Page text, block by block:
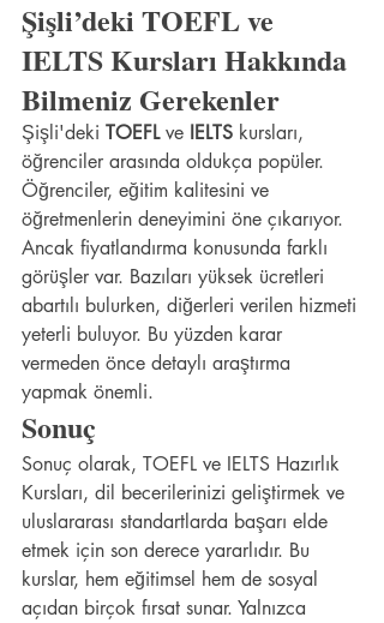
Şişli’deki TOEFL ve
IELTS Kursları Hakkında
Bilmeniz Gerekenler
Şişli'deki TOEFL ve IELTS kursları,
öğrenciler arasında oldukça popüler.
Öğrenciler, eğitim kalitesini ve
öğretmenlerin deneyimini öne çıkarıyor.
Ancak fiyatlandırma konusunda farklı
görüşler var. Bazıları yüksek ücretleri
abartılı bulurken, diğerleri verilen hizmeti
yeterli buluyor. Bu yüzden karar
vermeden önce detaylı araştırma
yapmak önemli.
Sonuç
Sonuç olarak, TOEFL ve IELTS Hazırlık
Kursları, dil becerilerinizi geliştirmek ve
uluslararası standartlarda başarı elde
etmek için son derece yararlıdır. Bu
kurslar, hem eğitimsel hem de sosyal
açıdan birçok fırsat sunar. Yalnızca